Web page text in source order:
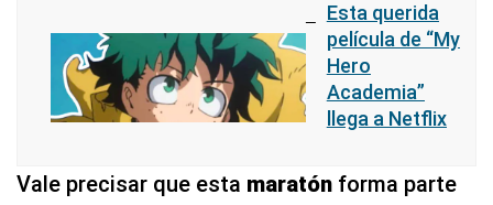
Esta querida
película de “My
Hero
Academia”
llega a Netflix
Vale precisar que esta maratón forma parte